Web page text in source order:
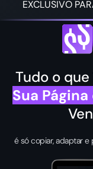
EXCLUSIVO
Tudo o
Sua
é só copiar, adaptar